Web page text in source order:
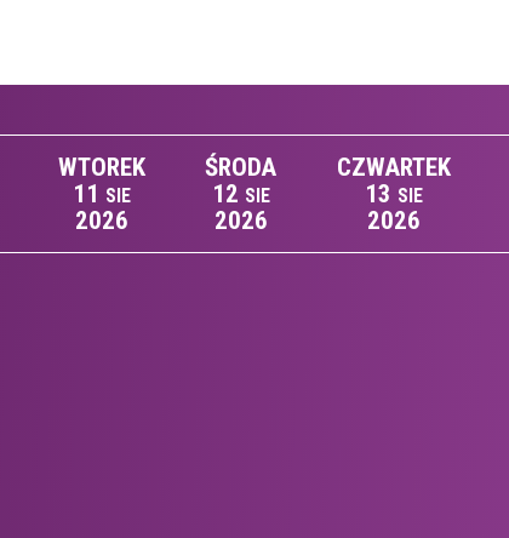
WTOREK
11 SIE
2026
ŚRODA
12 SIE
2026
CZWARTEK
13 SIE
2026